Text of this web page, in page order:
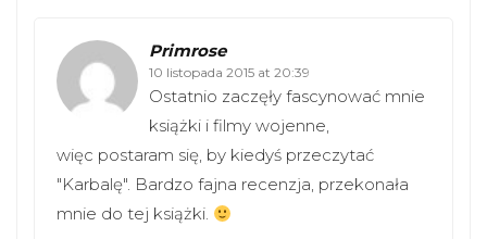
Primrose
10 listopada 2015 at 20:39
Ostatnio zaczęły fascynować mnie
książki i filmy wojenne,
więc postaram się, by kiedyś przeczytać
"Karbalę". Bardzo fajna recenzja, przekonała
mnie do tej książki.